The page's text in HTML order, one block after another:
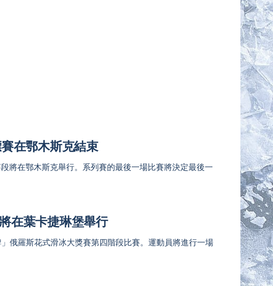
在鄂木斯克結束
將在鄂木斯克舉行。系列賽的最後一場比賽將決定最後一
在葉卡捷琳堡舉行
俄羅斯花式滑冰大獎賽第四階段比賽。運動員將進行一場